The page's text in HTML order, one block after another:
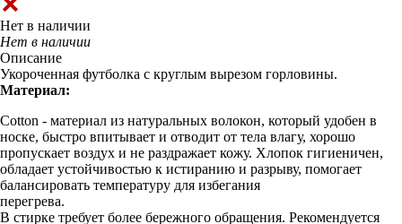
Нет в наличии
Нет в наличии
Описание
Укороченная футболка с круглым вырезом горловины.
Материал:
Cotton - материал из натуральных волокон, который удобен в
носке, быстро впитывает и отводит от тела влагу, хорошо
пропускает воздух и не раздражает кожу. Хлопок гигиеничен,
обладает устойчивостью к истиранию и разрыву, помогает
балансировать температуру для избегания
перегрева.
В стирке требует более бережного обращения. Рекомендуется